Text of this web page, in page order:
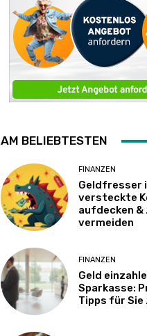
AM BELIEBTESTEN
FINANZEN
Geldfresser
versteckte
aufdecken &
vermeiden
FINANZEN
Geld
Sparkasse:
Tipps für Sie